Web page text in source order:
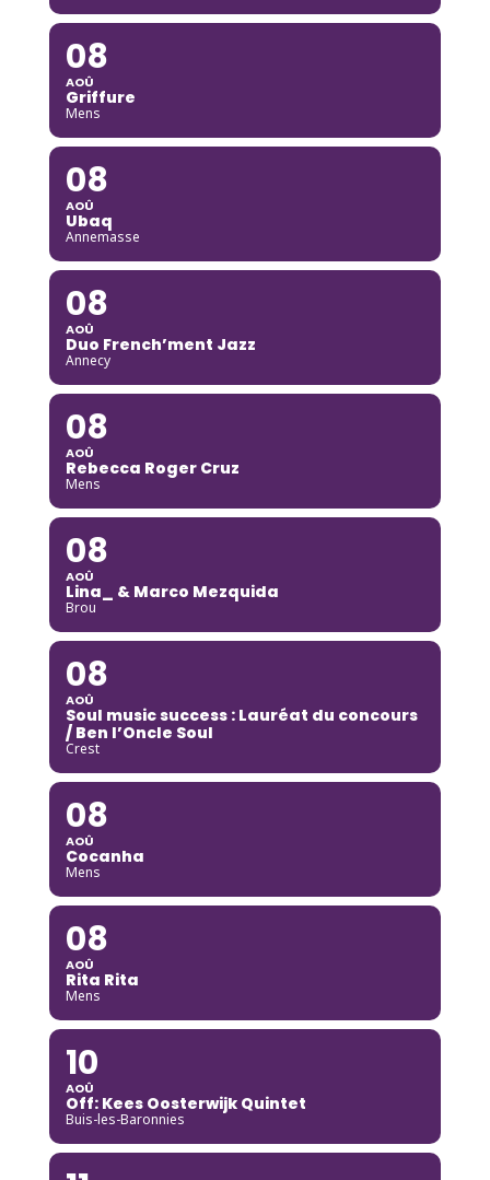
08
AOÛ
Griffure
Mens
08
AOÛ
Ubaq
Annemasse
08
AOÛ
Duo French’ment Jazz
Annecy
08
AOÛ
Rebecca Roger Cruz
Mens
08
AOÛ
Lina_ & Marco Mezquida
Brou
08
AOÛ
Soul music success : Lauréat du concours
/ Ben l’Oncle Soul
Crest
08
AOÛ
Cocanha
Mens
08
AOÛ
Rita Rita
Mens
10
AOÛ
Off: Kees Oosterwijk Quintet
Buis-les-Baronnies